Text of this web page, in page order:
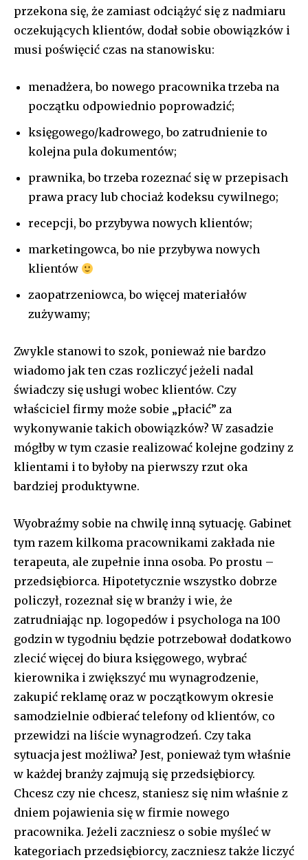
przekona się, że zamiast odciążyć się z nadmiaru
oczekujących klientów, dodał sobie obowiązków i
musi poświęcić czas na stanowisku:
menadżera, bo nowego pracownika trzeba na
początku odpowiednio poprowadzić;
księgowego/kadrowego, bo zatrudnienie to
kolejna pula dokumentów;
prawnika, bo trzeba rozeznać się w przepisach
prawa pracy lub chociaż kodeksu cywilnego;
recepcji, bo przybywa nowych klientów;
marketingowca, bo nie przybywa nowych
klientów
zaopatrzeniowca, bo więcej materiałów
zużywamy;
Zwykle stanowi to szok, ponieważ nie bardzo
wiadomo jak ten czas rozliczyć jeżeli nadal
świadczy się usługi wobec klientów. Czy
właściciel firmy może sobie „płacić” za
wykonywanie takich obowiązków? W zasadzie
mógłby w tym czasie realizować kolejne godziny z
klientami i to byłoby na pierwszy rzut oka
bardziej produktywne.
Wyobraźmy sobie na chwilę inną sytuację. Gabinet
tym razem kilkoma pracownikami zakłada nie
terapeuta, ale zupełnie inna osoba. Po prostu –
przedsiębiorca. Hipotetycznie wszystko dobrze
policzył, rozeznał się w branży i wie, że
zatrudniając np. logopedów i psychologa na 100
godzin w tygodniu będzie potrzebował dodatkowo
zlecić więcej do biura księgowego, wybrać
kierownika i zwiększyć mu wynagrodzenie,
zakupić reklamę oraz w początkowym okresie
samodzielnie odbierać telefony od klientów, co
przewidzi na liście wynagrodzeń. Czy taka
sytuacja jest możliwa? Jest, ponieważ tym właśnie
w każdej branży zajmują się przedsiębiorcy.
Chcesz czy nie chcesz, staniesz się nim właśnie z
dniem pojawienia się w firmie nowego
pracownika. Jeżeli zaczniesz o sobie myśleć w
kategoriach przedsiębiorcy, zaczniesz także liczyć